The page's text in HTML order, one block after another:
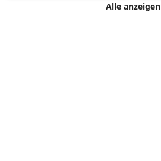
Alle anzeigen